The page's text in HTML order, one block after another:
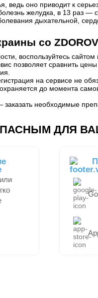
оно приводит к
желудка, в 13 раз —
дыхательной,
со
воспользуйтесь
позволяет сравнить
на сервисе не
до момента
необходимые
ДЛЯ